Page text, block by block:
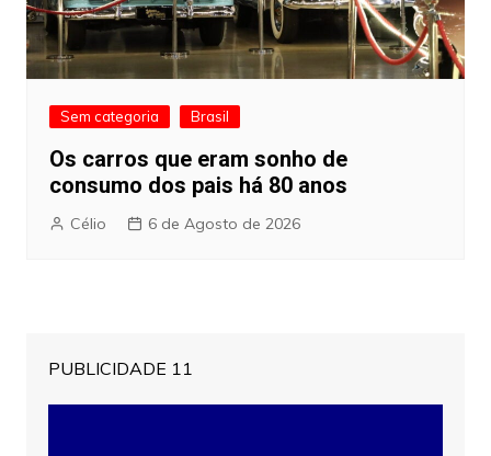
Sem categoria Brasil
Os carros que eram sonho de
consumo dos pais há 80 anos
Célio 6 de Agosto de 2026
PUBLICIDADE 11